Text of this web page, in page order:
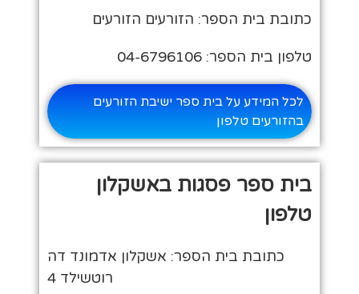
כתובת בית הספר: הזורעים הזורעים
טלפון בית הספר: 04-6796106
לכל המידע על בית ספר ישיבת הזורעים
בהזורעים טלפון
בית ספר פסגות באשקלון
טלפון
כתובת בית הספר: אשקלון אדמונד דה
רוטשילד 4